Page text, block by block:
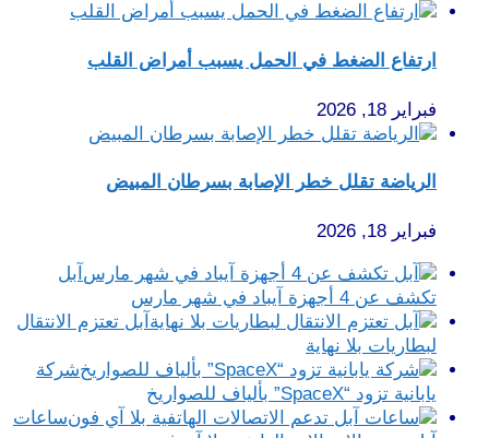
ارتفاع الضغط في الحمل يسبب أمراض القلب
فبراير 18, 2026
الرياضة تقلل خطر الإصابة بسرطان المبيض
فبراير 18, 2026
آبل
تكشف عن 4 أجهزة آيباد في شهر مارس
آبل تعتزم الانتقال
لبطاريات بلا نهاية
شركة
يابانية تزود “SpaceX” بألياف للصواريخ
ساعات